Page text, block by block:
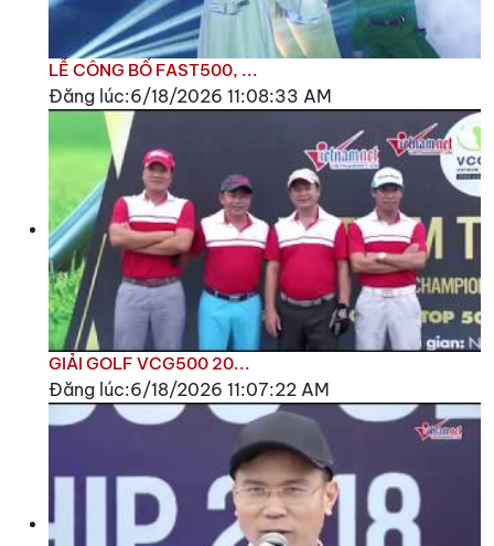
LỄ CÔNG BỐ FAST500, ...
Đăng lúc:6/18/2026 11:08:33 AM
GIẢI GOLF VCG500 20...
Đăng lúc:6/18/2026 11:07:22 AM